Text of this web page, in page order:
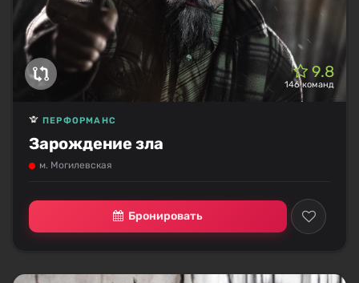
9.8
146 команд
Зарождение зла
ПЕРФОРМАНС
м. Могилевская
Бронировать